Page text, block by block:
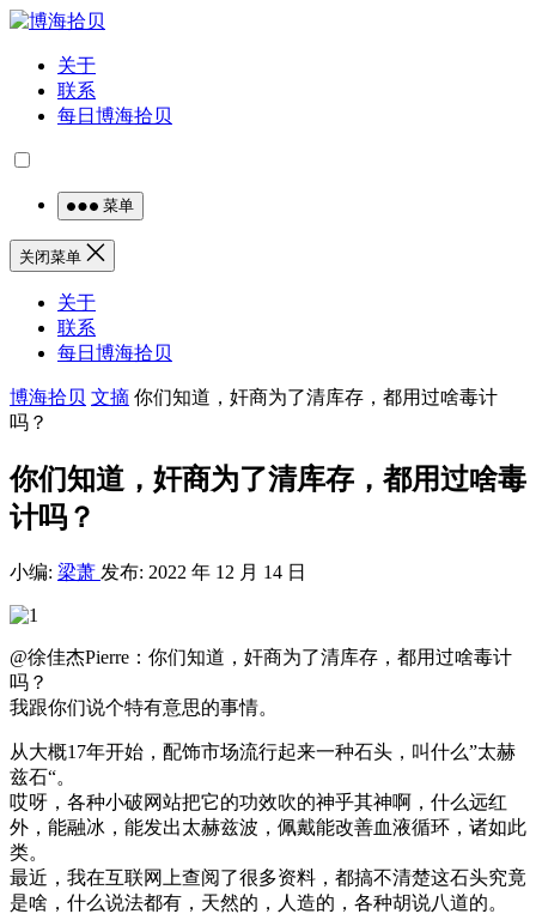
关于
联系
每日博海拾贝
菜单
关闭菜单
关于
联系
每日博海拾贝
博海拾贝 文摘 你们知道，奸商为了清库存，都用过啥毒计
吗？
你们知道，奸商为了清库存，都用过啥毒
计吗？
小编: 梁萧 发布: 2022 年 12 月 14 日
@徐佳杰Pierre：你们知道，奸商为了清库存，都用过啥毒计
吗？
我跟你们说个特有意思的事情。
从大概17年开始，配饰市场流行起来一种石头，叫什么”太赫
兹石“。
哎呀，各种小破网站把它的功效吹的神乎其神啊，什么远红
外，能融冰，能发出太赫兹波，佩戴能改善血液循环，诸如此
类。
最近，我在互联网上查阅了很多资料，都搞不清楚这石头究竟
是啥，什么说法都有，天然的，人造的，各种胡说八道的。